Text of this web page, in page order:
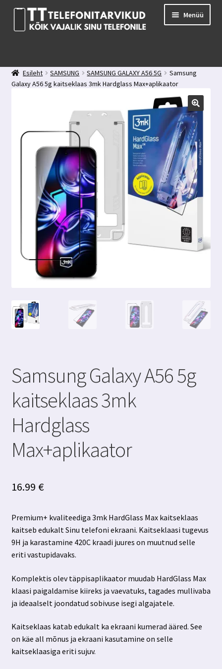
Liigu
navigeerimisele
Liigu
juurde
Menüü
Minu konto
Tagasiside
Esileht SAMSUNG SAMSUNG GALAXY A56 5G
Samsung
Galaxy A56 5g kaitseklaas 3mk Hardglass Max+aplikaator
Samsung Galaxy A56 5g
kaitseklaas 3mk
Hardglass
Max+aplikaator
16.99 €
Premium+ kvaliteediga 3mk HardGlass Max kaitseklaas
kaitseb edukalt Sinu telefoni ekraani. Kaitseklaasi tugevus
9H ja karastamine 420C kraadi juures on muutnud selle
eriti vastupidavaks.
Komplektis olev täppisaplikaator muudab HardGlass Max
klaasi paigaldamise kiireks ja vaevatuks, tagades mullivaba
ja ideaalselt joondatud sobivuse isegi algajatele.
Kaitseklaas katab edukalt ka ekraani kumerad ääred. See
on käe all mõnus ja ekraani kasutamine on selle
kaitseklaasiga eriti sujuv.